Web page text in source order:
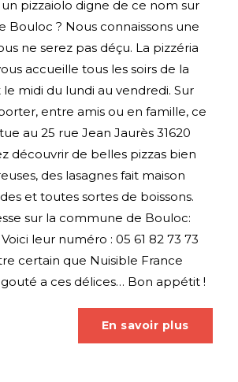
pizzaiolo digne de ce nom sur
Bouloc ? Nous connaissons une
ne serez pas déçu. La pizzéria
accueille tous les soirs de la
midi du lundi au vendredi. Sur
entre amis ou en famille, ce
au 25 rue Jean Jaurès 31620
découvrir de belles pizzas bien
des lasagnes fait maison
et toutes sortes de boissons.
sur la commune de Bouloc:
leur numéro : 05 61 82 73 73
certain que Nuisible France
a ces délices… Bon appétit !
En savoir plus